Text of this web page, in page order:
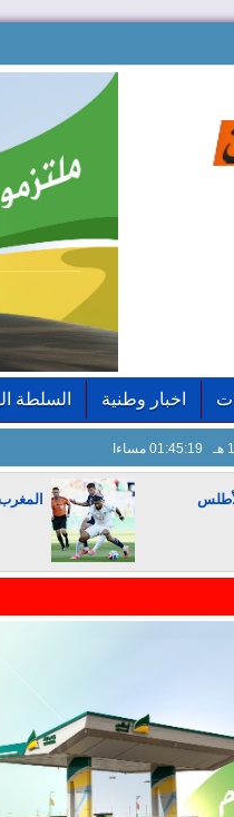
اخبار وطنية السلطة
01:45:20 مساءا